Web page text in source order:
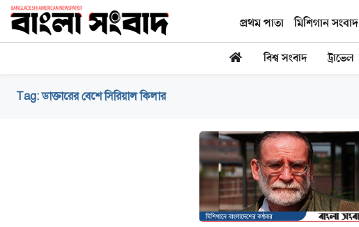
প্রথম পাতা মিশিগান সংবাদ
বিশ্ব সংবাদ ট্রাভেল
Tag:ডাক্তারের বেশে সিরিয়াল কিলার